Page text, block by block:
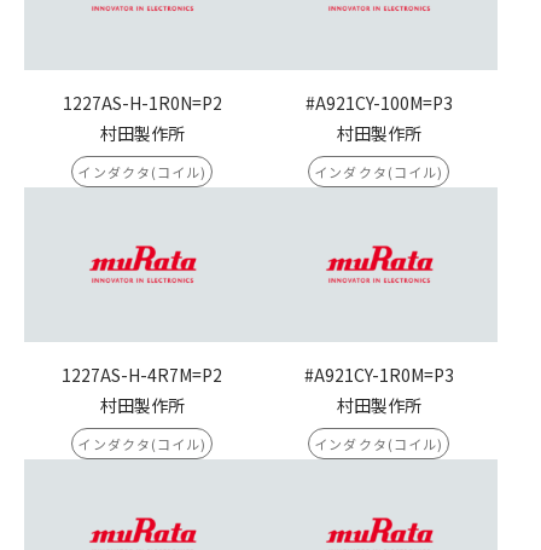
1227AS-H-1R0N=P2
村田製作所
インダクタ(コイル)
#A921CY-100M=P3
村田製作所
インダクタ(コイル)
1227AS-H-4R7M=P2
村田製作所
インダクタ(コイル)
#A921CY-1R0M=P3
村田製作所
インダクタ(コイル)